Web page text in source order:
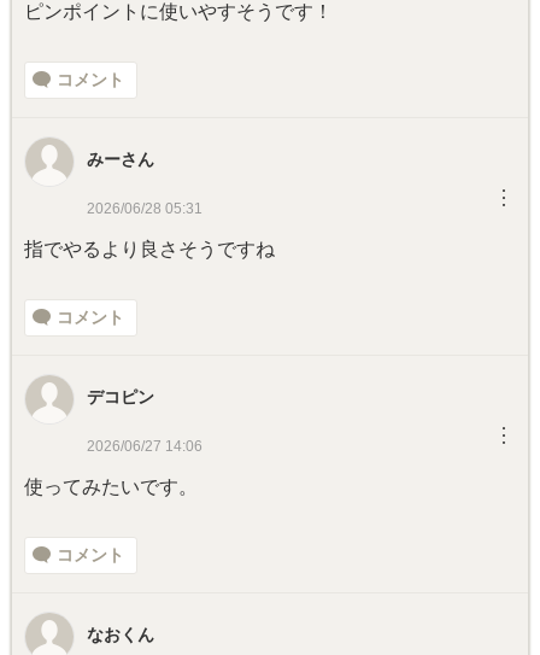
ピンポイントに使いやすそうです！
コメント
みーさん
2026/06/28 05:31 ︙
指でやるより良さそうですね
コメント
デコピン
2026/06/27 14:06 ︙
使ってみたいです。
コメント
なおくん